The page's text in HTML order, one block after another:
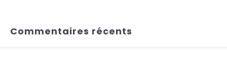
Commentaires récents